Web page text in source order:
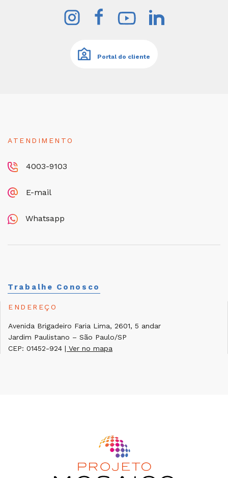
Portal do cliente
ATENDIMENTO
4003-9103
E-mail
Whatsapp
Trabalhe Conosco
ENDEREÇO
Avenida Brigadeiro Faria Lima, 2601, 5 andar
Jardim Paulistano – São Paulo/SP
CEP: 01452-924 | Ver no mapa